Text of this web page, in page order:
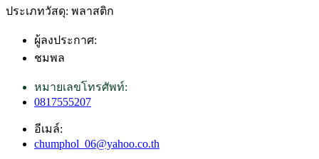
ประเภทวัสดุ: พลาสติก
ผู้ลงประกาศ:
ชมพล
หมายเลขโทรศัพท์:
0817555207
อีเมล์:
chumphol_06@yahoo.co.th